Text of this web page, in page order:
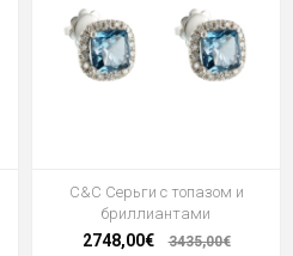
C&C Серьги с топазом и
бриллиантами
2748,00€ 3435,00€